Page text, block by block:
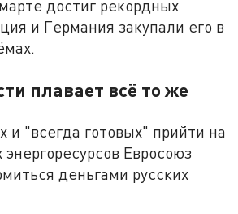
достиг рекордных
и Германия закупали его в
плавает всё то же
и "всегда готовых" прийти на
Евросоюз
деньгами русских